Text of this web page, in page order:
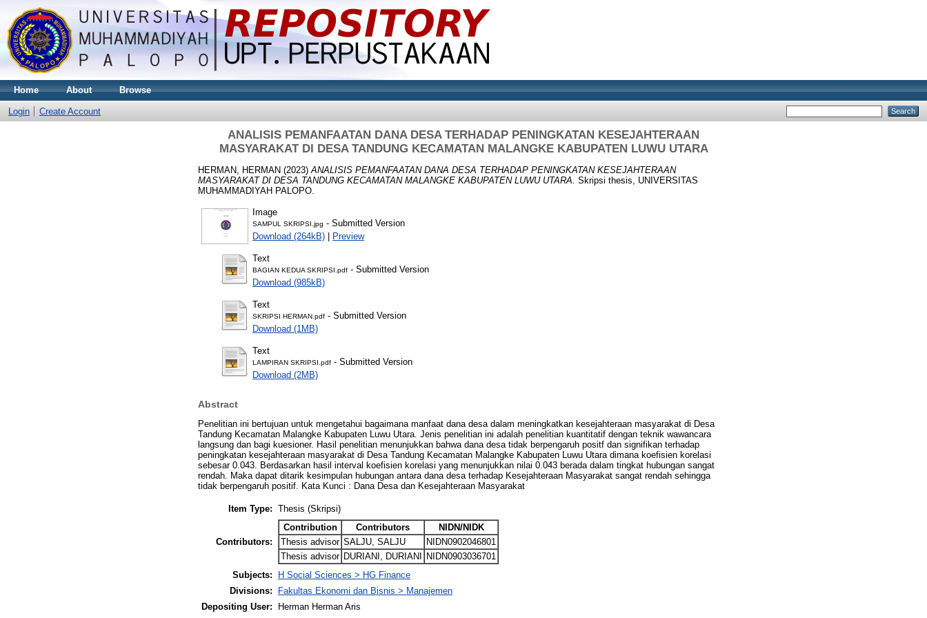
Home About Browse
Login Create Account
ANALISIS PEMANFAATAN DANA DESA TERHADAP PENINGKATAN KESEJAHTERAAN
MASYARAKAT DI DESA TANDUNG KECAMATAN MALANGKE KABUPATEN LUWU UTARA
HERMAN, HERMAN (2023) ANALISIS PEMANFAATAN DANA DESA TERHADAP PENINGKATAN KESEJAHTERAAN
MASYARAKAT DI DESA TANDUNG KECAMATAN MALANGKE KABUPATEN LUWU UTARA. Skripsi thesis, UNIVERSITAS
MUHAMMADIYAH PALOPO.
Image
SAMPUL SKRIPSI.jpg - Submitted Version
Download (264kB) | Preview
Text
BAGIAN KEDUA SKRIPSI.pdf - Submitted Version
Download (985kB)
Text
SKRIPSI HERMAN.pdf - Submitted Version
Download (1MB)
Text
LAMPIRAN SKRIPSI.pdf - Submitted Version
Download (2MB)
Abstract
Penelitian ini bertujuan untuk mengetahui bagaimana manfaat dana desa dalam meningkatkan kesejahteraan masyarakat di Desa
Tandung Kecamatan Malangke Kabupaten Luwu Utara. Jenis penelitian ini adalah penelitian kuantitatif dengan teknik wawancara
langsung dan bagi kuesioner. Hasil penelitian menunjukkan bahwa dana desa tidak berpengaruh positf dan signifikan terhadap
peningkatan kesejahteraan masyarakat di Desa Tandung Kecamatan Malangke Kabupaten Luwu Utara dimana koefisien korelasi
sebesar 0.043. Berdasarkan hasil interval koefisien korelasi yang menunjukkan nilai 0.043 berada dalam tingkat hubungan sangat
rendah. Maka dapat ditarik kesimpulan hubungan antara dana desa terhadap Kesejahteraan Masyarakat sangat rendah sehingga
tidak berpengaruh positif. Kata Kunci : Dana Desa dan Kesejahteraan Masyarakat
Item Type: Thesis (Skripsi)
Contributors:
Contribution Contributors
NIDN/NIDK
Thesis advisor SALJU, SALJU
NIDN0902046801
Thesis advisor DURIANI, DURIANI
NIDN0903036701
Subjects:
H Social Sciences > HG Finance
Divisions:
Fakultas Ekonomi dan Bisnis > Manajemen
Depositing User:
Herman Herman Aris